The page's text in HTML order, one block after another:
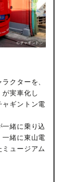
クターを、
実車化し
ャギントン電
緒に乗り込
一緒に東山電
ュージアム